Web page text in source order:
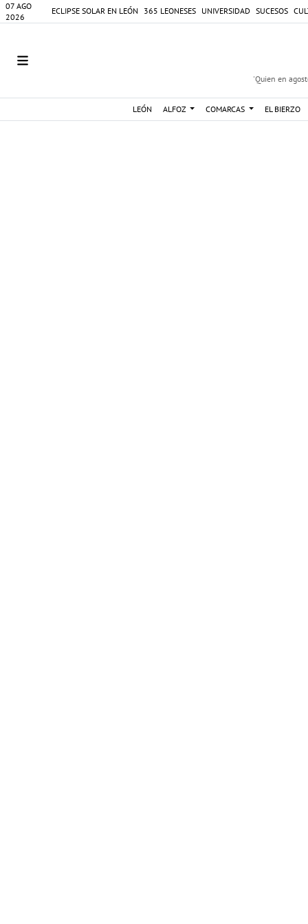
07 AGO
2026
ECLIPSE SOLAR EN LEÓN 365 LEONESES UNIVERSIDAD SUCESOS
'Quien en
LEÓN ALFOZ COMARCAS EL BIERZO